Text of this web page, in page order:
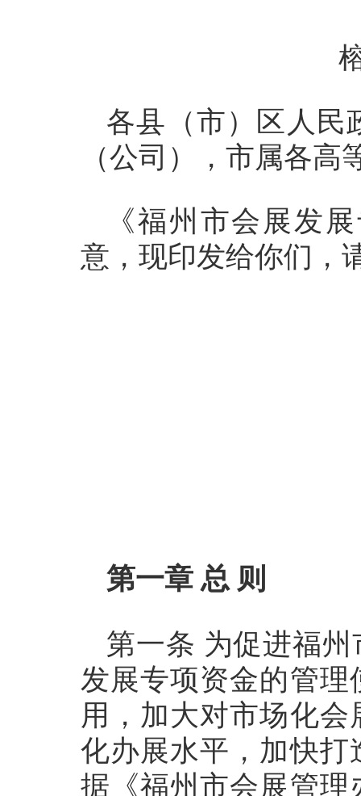
各县（市）区人民
（公司），市属各
《福州市会展发
意，现印发给你们，
第一章 总 则
第一条 为促进福
发展专项资金的管
用，加大对市场化
化办展水平，加快
据《福州市会展管